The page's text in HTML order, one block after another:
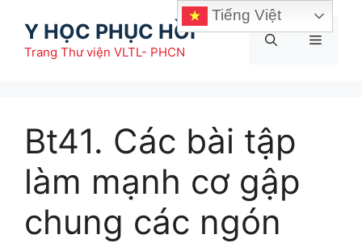
Y HỌC PHỤC HỒI
Trang Thư viện VLTL- PHCN
Menu
Bt41. Các bài tập
làm mạnh cơ gập
chung các ngón
Tiếng Việt